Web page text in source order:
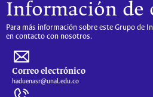
Información de
Para más información sobre este Grupo de
en contacto con nosotros.
Correo electrónico
haduenasr@unal.edu.co